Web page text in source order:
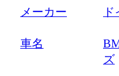
メーカー
車名
ズ